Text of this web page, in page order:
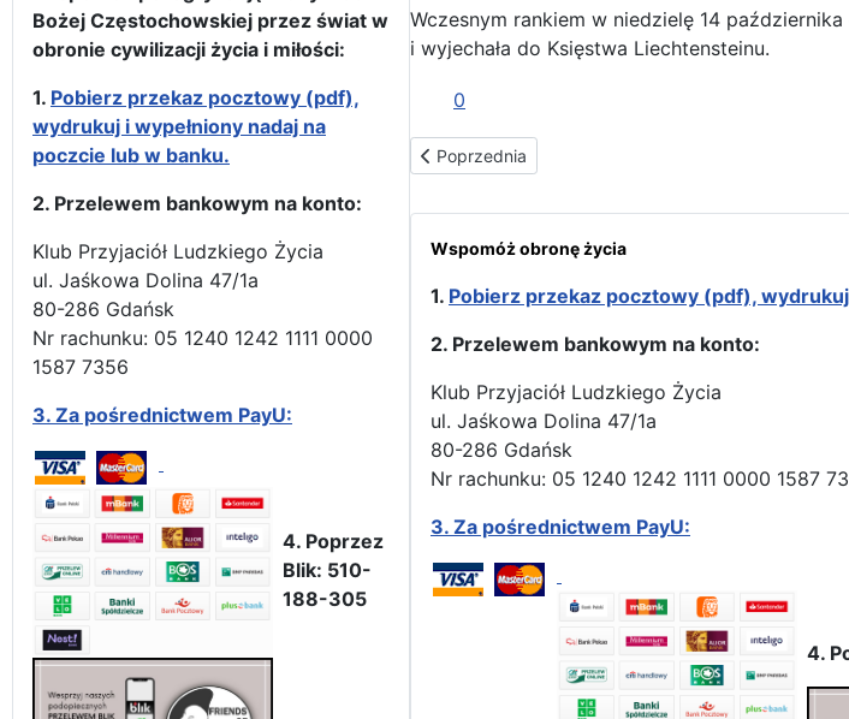
Bożej Częstochowskiej przez świat w
obronie cywilizacji życia i miłości:
1. Pobierz przekaz pocztowy (pdf),
wydrukuj i wypełniony nadaj na
poczcie lub w banku.
2. Przelewem bankowym na konto:
Klub Przyjaciół Ludzkiego Życia
ul. Jaśkowa Dolina 47/1a
80-286 Gdańsk
Nr rachunku: 05 1240 1242 1111 0000
1587 7356
3. Za pośrednictwem PayU:
4. Poprzez
Blik: 510-
188-305
Wczesnym rankiem w niedzielę 14
i wyjechała do Księstwa Liechtensteinu.
0
Poprzednia strona: O2O - w Wielkiej Brytanii
Poprzednia
Wspomóż obronę życia
1. Pobierz przekaz pocztowy (pdf),
2. Przelewem bankowym na konto:
Klub Przyjaciół Ludzkiego Życia
ul. Jaśkowa Dolina 47/1a
80-286 Gdańsk
Nr rachunku: 05 1240 1242 1111 0000 1587
3. Za pośrednictwem PayU:
4.